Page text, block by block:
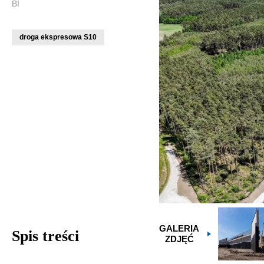
BI
droga ekspresowa S10
Spis treści
GALERIA
ZDJĘĆ